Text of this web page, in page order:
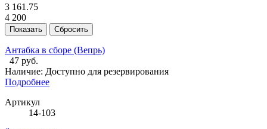
3 161.75
4 200
Антабка в сборе (Вепрь)
47 руб.
Наличие: Доступно для резервирования
Подробнее
Артикул
14-103